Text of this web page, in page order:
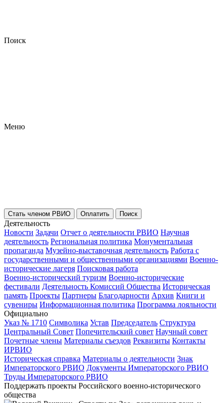
Поиск
Меню
Стать членом РВИО Оплатить Поиск
Деятельность
Новости Задачи Отчет о деятельности РВИО Научная
деятельность Региональная политика Монументальная
пропаганда Музейно-выставочная деятельность Работа с
государственными и общественными организациями Военно-
исторические лагеря Поисковая работа
Военно-исторический туризм Военно-исторические
фестивали Деятельность Комиссий Общества Историческая
память Проекты Партнеры Благодарности Архив Книги и
сувениры Информационная политика Программа лояльности
Официально
Указ № 1710 Символика Устав Председатель Структура
Центральный Совет Попечительский совет Научный совет
Почетные члены Материалы съездов Реквизиты Контакты
ИРВИО
Историческая справка Материалы о деятельности Знак
Императорского РВИО Документы Императорского РВИО
Труды Императорского РВИО
Поддержать проекты Российского военно-исторического
общества